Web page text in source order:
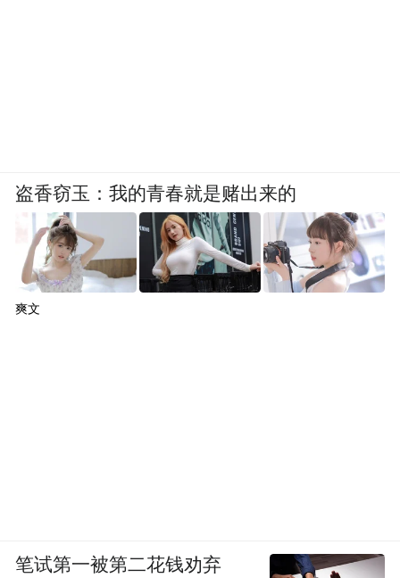
盗香窃玉：我的青春就是赌出来的
爽文
笔试第一被第二花钱劝弃